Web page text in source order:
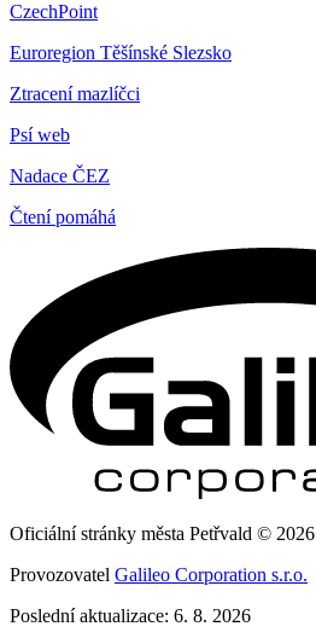
CzechPoint
Euroregion Těšínské Slezsko
Ztracení mazlíčci
Psí web
Nadace ČEZ
Čtení pomáhá
Oficiální stránky města Petřvald © 2026
Provozovatel Galileo Corporation s.r.o.
Poslední aktualizace: 6. 8. 2026